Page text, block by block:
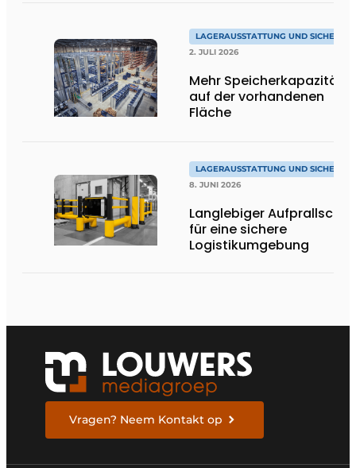
LAGERAUSSTATTUNG UND
2. JULI 2026
Mehr Speicherkapazität
auf der vorhandenen
Fläche
LAGERAUSSTATTUNG UND
8. JUNI 2026
Langlebiger
für eine sichere
Logistikumgebung
Vragen? Neem Kontakt op